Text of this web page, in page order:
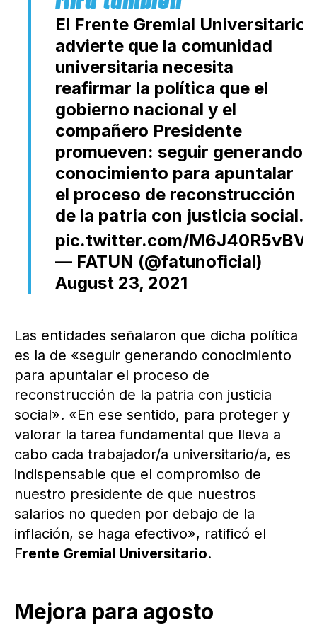
El Frente Gremial Universitario
advierte que la comunidad
universitaria necesita
reafirmar la política que el
gobierno nacional y el
compañero Presidente
promueven: seguir generando
conocimiento para apuntalar
el proceso de reconstrucción
de la patria con justicia social.
pic.twitter.com/M6J40R5vBV
— FATUN (@fatunoficial)
August 23, 2021
Las entidades señalaron que dicha política
es la de «seguir generando conocimiento
para apuntalar el proceso de
reconstrucción de la patria con justicia
social». «En ese sentido, para proteger y
valorar la tarea fundamental que lleva a
cabo cada trabajador/a universitario/a, es
indispensable que el compromiso de
nuestro presidente de que nuestros
salarios no queden por debajo de la
inflación, se haga efectivo», ratificó el
Frente Gremial Universitario.
Mejora para agosto